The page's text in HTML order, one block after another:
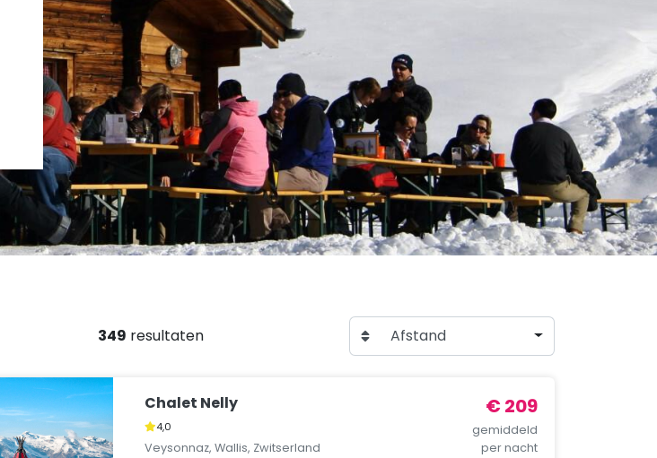
349 resultaten Afstand
Chalet Nelly
4,0
Veysonnaz, Wallis, Zwitserland
€ 209
gemiddeld
per nacht